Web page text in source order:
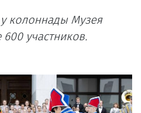
колоннады Музея
участников.